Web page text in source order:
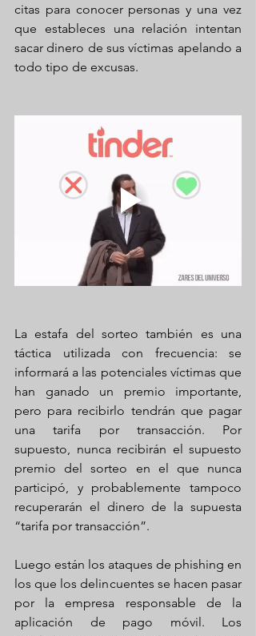
citas para conocer personas y una vez
que estableces una relación intentan
sacar dinero de sus víctimas apelando a
todo tipo de excusas.
La estafa del sorteo también es una
táctica utilizada con frecuencia: se
informará a las potenciales víctimas que
han ganado un premio importante,
pero para recibirlo tendrán que pagar
una tarifa por transacción. Por
supuesto, nunca recibirán el supuesto
premio del sorteo en el que nunca
participó, y probablemente tampoco
recuperarán el dinero de la supuesta
“tarifa por transacción”.
Luego están los ataques de phishing en
los que los delincuentes se hacen pasar
por la empresa responsable de la
aplicación de pago móvil. Los